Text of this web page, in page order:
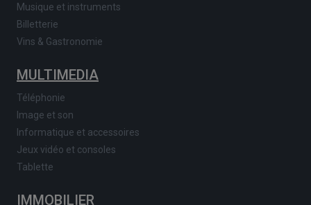
Musique et instruments
Billetterie
Vins & Gastronomie
MULTIMEDIA
Téléphonie
Image et son
Informatique et accessoires
Jeux vidéo et consoles
Tablette
IMMOBILIER